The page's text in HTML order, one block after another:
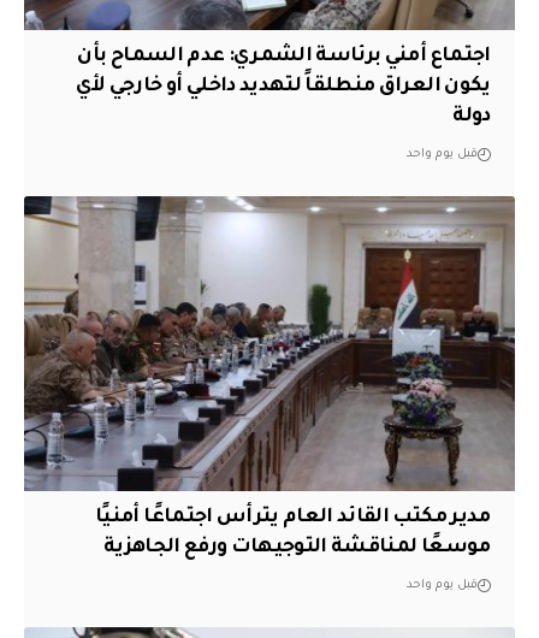
اجتماع أمني برئاسة الشمري: عدم السماح بأن
يكون العراق منطلقاً لتهديد داخلي أو خارجي لأي
دولة
قبل يوم واحد
مدير مكتب القائد العام يترأس اجتماعًا أمنيًا
موسعًا لمناقشة التوجيهات ورفع الجاهزية
قبل يوم واحد